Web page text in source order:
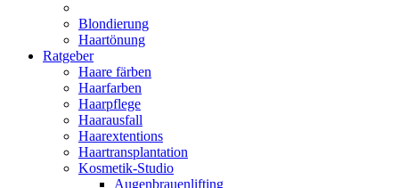
Blondierung
Haartönung
Ratgeber
Haare färben
Haarfarben
Haarpflege
Haarausfall
Haarextentions
Haartransplantation
Kosmetik-Studio
Augenbrauenlifting